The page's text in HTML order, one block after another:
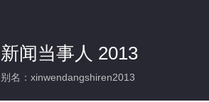
新闻当事人 2013
别名：xinwendangshiren2013